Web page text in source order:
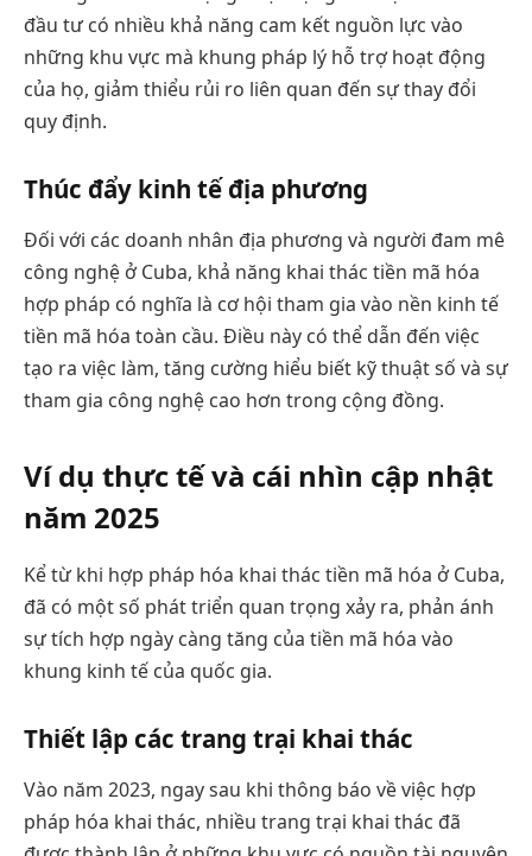
đầu tư có nhiều khả năng cam kết nguồn lực vào
những khu vực mà khung pháp lý hỗ trợ hoạt động
của họ, giảm thiểu rủi ro liên quan đến sự thay đổi
quy định.
Thúc đẩy kinh tế địa phương
Đối với các doanh nhân địa phương và người đam mê
công nghệ ở Cuba, khả năng khai thác tiền mã hóa
hợp pháp có nghĩa là cơ hội tham gia vào nền kinh tế
tiền mã hóa toàn cầu. Điều này có thể dẫn đến việc
tạo ra việc làm, tăng cường hiểu biết kỹ thuật số và sự
tham gia công nghệ cao hơn trong cộng đồng.
Ví dụ thực tế và cái nhìn cập nhật
năm 2025
Kể từ khi hợp pháp hóa khai thác tiền mã hóa ở Cuba,
đã có một số phát triển quan trọng xảy ra, phản ánh
sự tích hợp ngày càng tăng của tiền mã hóa vào
khung kinh tế của quốc gia.
Thiết lập các trang trại khai thác
Vào năm 2023, ngay sau khi thông báo về việc hợp
pháp hóa khai thác, nhiều trang trại khai thác đã